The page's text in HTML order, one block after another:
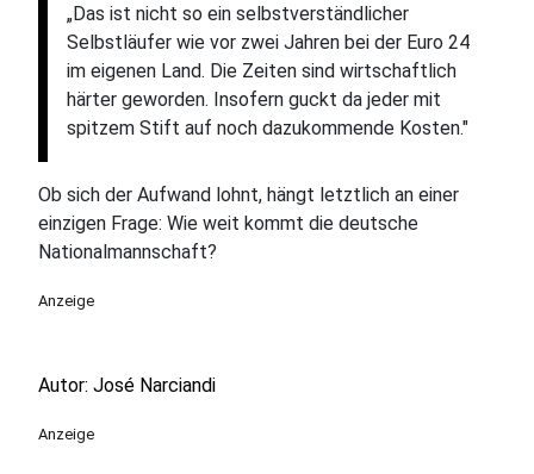
„Das ist nicht so ein selbstverständlicher
Selbstläufer wie vor zwei Jahren bei der Euro 24
im eigenen Land. Die Zeiten sind wirtschaftlich
härter geworden. Insofern guckt da jeder mit
spitzem Stift auf noch dazukommende Kosten."
Ob sich der Aufwand lohnt, hängt letztlich an einer
einzigen Frage: Wie weit kommt die deutsche
Nationalmannschaft?
Anzeige
Autor: José Narciandi
Anzeige